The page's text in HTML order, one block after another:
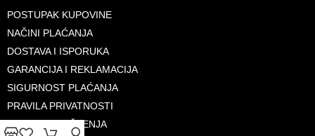
POSTUPAK KUPOVINE
NAČINI PLAĆANJA
DOSTAVA I ISPORUKA
GARANCIJA I REKLAMACIJA
SIGURNOST PLAĆANJA
PRAVILA PRIVATNOSTI
USLOVI KORIŠTENJA